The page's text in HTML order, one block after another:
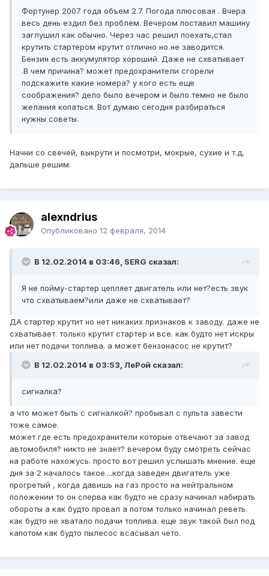
Фортунер 2007 года объем 2.7. Погода плюсовая . Вчера
весь день ездил без проблем. Вечером поставил машину
заглушил как обычно. Через час решил поехать,стал
крутить стартером крутит отлично но не заводится.
Бензин есть аккумулятор хороший. Даже не схватывает
.В чем причина? может предохранители сгорели
подскажите какие номера? у кого есть еще
соображения? дело было вечером и было темно не было
желания копаться. Вот думаю сегодня разбираться
нужны советы.
Начни со свечей, выкрути и посмотри, мокрые, сухие и т.д,
дальше решим.
alexndrius
Опубликовано 12 февраля, 2014
В 12.02.2014 в 03:46, SERG сказал:
Я не пойму-стартер цепляет двигатель или нет?есть звук
что схватываем?или даже не схватывает?
ДА стартер крутит но нет никаких признаков к заводу. даже не
схватывает. только крутит стартер и все. как будто нет искры
или нет подачи топлива. а может бензонасос не крутит?
В 12.02.2014 в 03:53, ЛеРой сказал:
сигналка?
а что может быть с сигналкой? пробывал с пульта завести
тоже самое.
может где есть предохранители которые отвечают за завод
автомобиля? никто не знает? вечером буду смотреть сейчас
на работе нахожусь. просто вот решил услышать мнение. еще
дня за 2 началось такое....когда заведен двигатель уже
прогретый , когда давишь на газ просто на нейтральном
положении то он сперва как будто не сразу начинал набирать
обороты а как будто провал а потом только начинал реветь.
как будто не хватало подачи топлива. еще звук такой был под
капотом как будто пылесос всасывал чето.